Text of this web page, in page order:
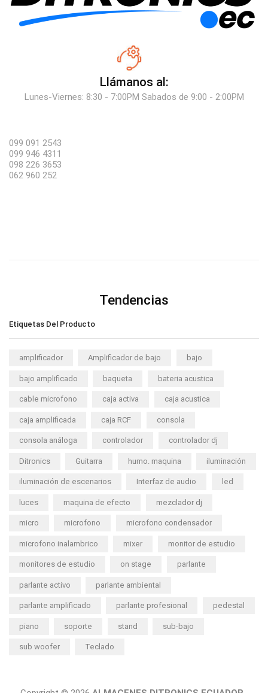
Llámanos al:
Lunes-Viernes: 8:30 - 7:00PM Sabados de 9:00 - 2:00PM
099 091 2543
099 946 4311
098 226 3653
062 960 252
Tendencias
Etiquetas Del Producto
amplificador Amplificador de bajo bajo
bajo amplificado baqueta bateria acustica
cable microfono caja activa caja acustica
caja amplificada caja RCF consola
consola análoga controlador controlador dj
Ditronics Guitarra humo. maquina iluminación
iluminación de escenarios Interfaz de audio led
luces maquina de efecto mezclador dj
micro microfono microfono condensador
microfono inalambrico mixer monitor de estudio
monitores de estudio on stage parlante
parlante activo parlante ambiental
parlante amplificado parlante profesional pedestal
piano soporte stand sub-bajo
sub woofer Teclado